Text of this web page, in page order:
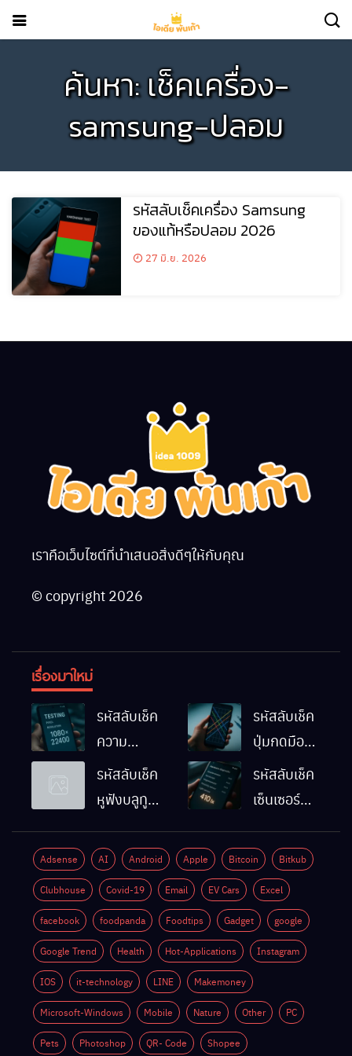
ค้นหา: เช็คเครื่อง-
samsung-ปลอม
รหัสลับเช็คเครื่อง Samsung
ของแท้หรือปลอม 2026
27 มิ.ย. 2026
เราคือเว็บไซต์ที่นำเสนอสิ่งดีๆให้กับคุณ
© copyright 2026
เรื่องมาใหม่
รหัสลับเช็ค
ความ
ละเอียดหน้า
จอมือถือ
รหัสลับเช็ค
ปุ่มกดมือถือ
Android
ทำงานปกติ
รหัสลับเช็ค
หูฟังบลูทูธ
Android
ด้วยตัวเอง
รหัสลับเช็ค
เซ็นเซอร์
Android
ทำงานปกติ
ไหม
Adsense AI Android Apple Bitcoin Bitkub
Clubhouse Covid-19 Email EV Cars Excel
facebook foodpanda Foodtips Gadget google
Google Trend Health Hot-Applications Instagram
IOS it-technology LINE Makemoney
Microsoft-Windows Mobile Nature Other PC
Pets Photoshop QR- Code Shopee